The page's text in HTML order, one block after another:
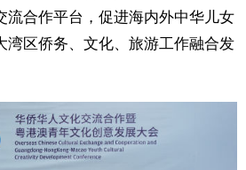
流合作平台，促进海内外中华儿女
湾区侨务、文化、旅游工作融合发